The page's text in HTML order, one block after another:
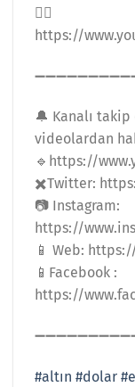
👉🏻
https://
🔔 Kanalı
videolardan
🔹https://
✖️Twitter:
📷 Instagram:
https://
📱 Web:
📱Facebook :
https://
#altın #dolar